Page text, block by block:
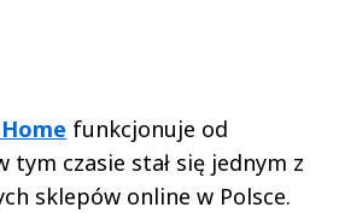
funkcjonuje od
tym czasie stał się jednym z
sklepów online w Polsce.